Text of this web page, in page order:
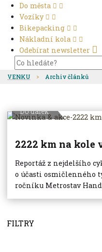
Do města
Vozíky
Bikepacking
Nákladní kola
Odebírat newsletter
VENKU Archiv článků
FILTRY
Do dálek
2222 km na kole
Reportáž z nejdelšího
o účasti osmičlenného
ročníku Metrostav